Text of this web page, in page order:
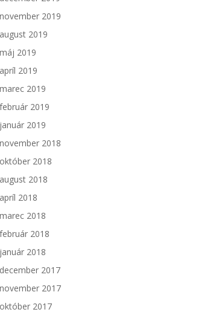
november 2019
august 2019
máj 2019
apríl 2019
marec 2019
február 2019
január 2019
november 2018
október 2018
august 2018
apríl 2018
marec 2018
február 2018
január 2018
december 2017
november 2017
október 2017